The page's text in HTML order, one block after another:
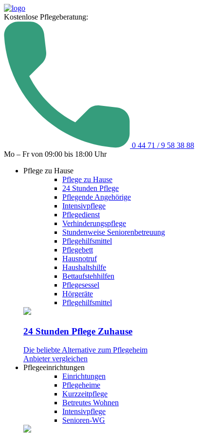
Kostenlose Pflegeberatung:
0 44 71 / 9 58 38 88
Mo – Fr von 09:00 bis 18:00 Uhr
Pflege zu Hause
Pflege zu Hause
24 Stunden Pflege
Pflegende Angehörige
Intensivpflege
Pflegedienst
Verhinderungspflege
Stundenweise Seniorenbetreuung
Pflegehilfsmittel
Pflegebett
Hausnotruf
Haushaltshilfe
Bettaufstehhilfen
Pflegesessel
Hörgeräte
Pflegehilfsmittel
24 Stunden Pflege Zuhause
Die beliebte Alternative zum Pflegeheim
Anbieter vergleichen
Pflegeeinrichtungen
Einrichtungen
Pflegeheime
Kurzzeitpflege
Betreutes Wohnen
Intensivpflege
Senioren-WG